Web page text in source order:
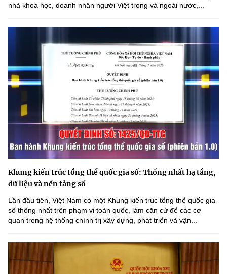
nhà khoa học, doanh nhân người Việt trong và ngoài nước,...
Khung kiến trúc tổng thể quốc gia số: Thống nhất hạ tầng,
dữ liệu và nền tảng số
Lần đầu tiên, Việt Nam có một Khung kiến trúc tổng thể quốc gia
số thống nhất trên phạm vi toàn quốc, làm căn cứ để các cơ
quan trong hệ thống chính trị xây dựng, phát triển và vận...